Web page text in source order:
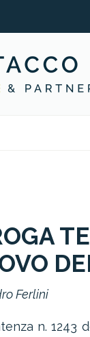
Ferlini
n. 1243